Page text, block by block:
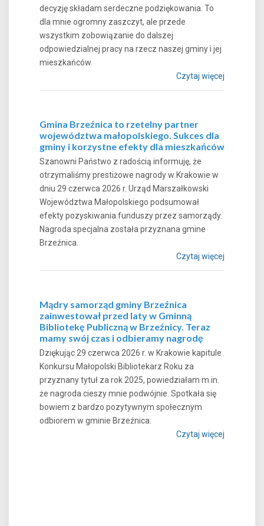
decyzję składam serdeczne podziękowania. To
dla mnie ogromny zaszczyt, ale przede
wszystkim zobowiązanie do dalszej
odpowiedzialnej pracy na rzecz naszej gminy i jej
mieszkańców.
Czytaj więcej
Gmina Brzeźnica to rzetelny partner
województwa małopolskiego. Sukces dla
gminy i korzystne efekty dla mieszkańców
Szanowni Państwo z radością informuję, że
otrzymaliśmy prestiżowe nagrody w Krakowie w
dniu 29 czerwca 2026 r. Urząd Marszałkowski
Województwa Małopolskiego podsumował
efekty pozyskiwania funduszy przez samorządy.
Nagroda specjalna została przyznana gmine
Brzeźnica.
Czytaj więcej
Mądry samorząd gminy Brzeźnica
zainwestował przed laty w Gminną
Bibliotekę Publiczną w Brzeźnicy. Teraz
mamy swój czas i odbieramy nagrodę
Dziękując 29 czerwca 2026 r. w Krakowie kapitule
Konkursu Małopolski Bibliotekarz Roku za
przyznany tytuł za rok 2025, powiedziałam m.in.
że nagroda cieszy mnie podwójnie. Spotkała się
bowiem z bardzo pozytywnym społecznym
odbiorem w gminie Brzeźnica.
Czytaj więcej